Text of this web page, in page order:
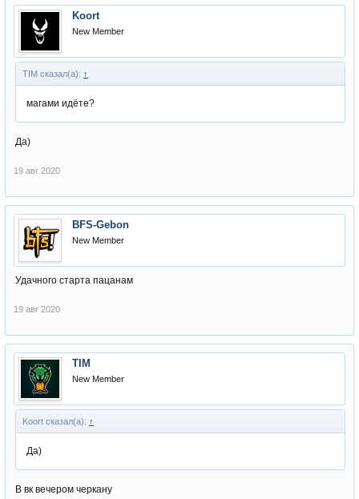
Koort
New Member
TIM сказал(а): ↑
магами идёте?
Да)
19 авг 2020
BFS-Gebon
New Member
Удачного старта пацанам
19 авг 2020
TIM
New Member
Koort сказал(а): ↑
Да)
В вк вечером черкану